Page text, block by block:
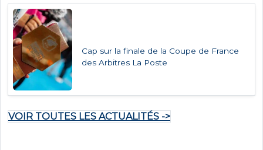
Cap sur la finale de la Coupe de France
des Arbitres La Poste
VOIR TOUTES LES ACTUALITÉS ->